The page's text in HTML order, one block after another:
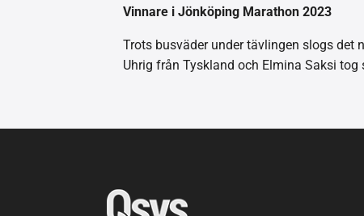
Vinnare i Jönköping Marathon 2023
Trots busväder under tävlingen slogs det
Uhrig från Tyskland och Elmina Saksi